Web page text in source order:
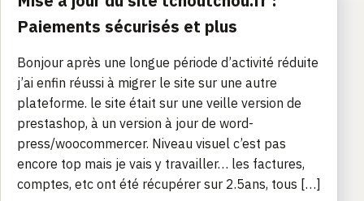
Paiements sécurisés et plus
Bonjour après une longue période d’activité réduite
j’ai enfin réussi à migrer le site sur une autre
plateforme. le site était sur une veille version de
prestashop, à un version à jour de word-
press/woocommercer. Niveau visuel c’est pas
encore top mais je vais y travailler… les factures,
comptes, etc ont été récupérer sur 2.5ans, tous […]